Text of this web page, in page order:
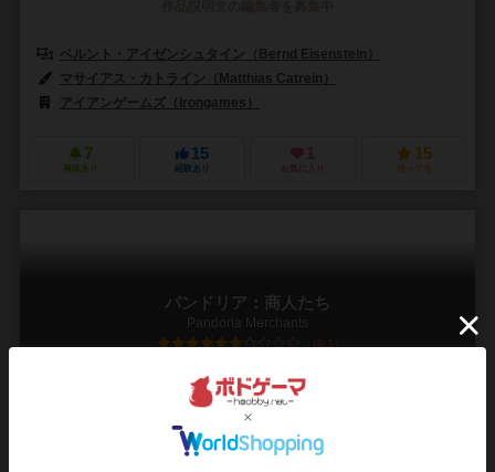
ベルント・アイゼンシュタイン（Bernd Eisenstein）
マサイアス・カトライン（Matthias Catrein）
アイアンゲームズ（Irongames）
7
興味あり
15
経験あり
1
お気に入り
15
持ってる
パンドリア：商人たち
Pandoria Merchants
6.1
30～90分 8歳～